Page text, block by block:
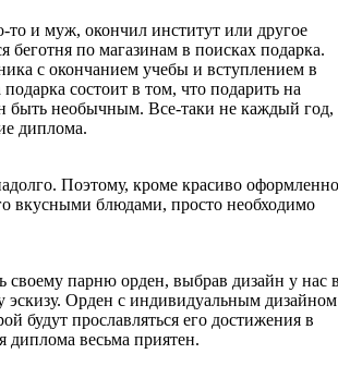
то и муж, окончил институт или другое
беготня по магазинам в поисках подарка.
с окончанием учебы и вступлением в
состоит в том, что подарить на
быть необычным. Все-таки не каждый год,
диплома.
Поэтому, кроме красиво
вкусными блюдами, просто необходимо
парню орден, выбрав дизайн у нас в
эскизу. Орден с индивидуальным дизайном
будут прославляться его достижения в
диплома весьма приятен.